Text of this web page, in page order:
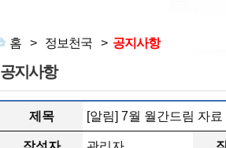
홈 > 정보천국 > 공지사항
공지사항
제목 [알림] 7월 월간드림 자료